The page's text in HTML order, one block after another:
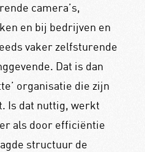
camera’s,
en bij bedrijven en
vaker zelfsturende
Dat is dan
organisatie die zijn
Is dat nuttig, werkt
als door efficiëntie
structuur de